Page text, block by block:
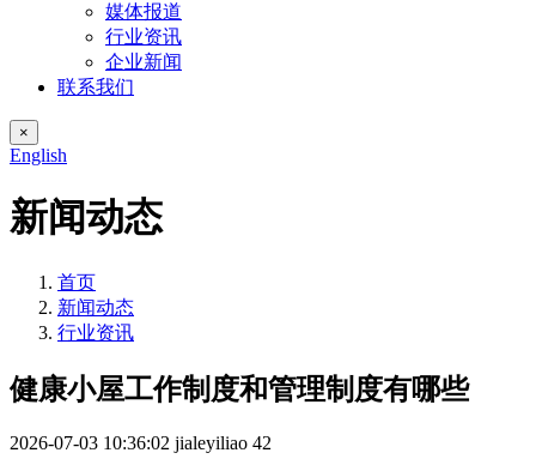
媒体报道
行业资讯
企业新闻
联系我们
×
English
新闻动态
首页
新闻动态
行业资讯
健康小屋工作制度和管理制度有哪些
2026-07-03 10:36:02 jialeyiliao 42